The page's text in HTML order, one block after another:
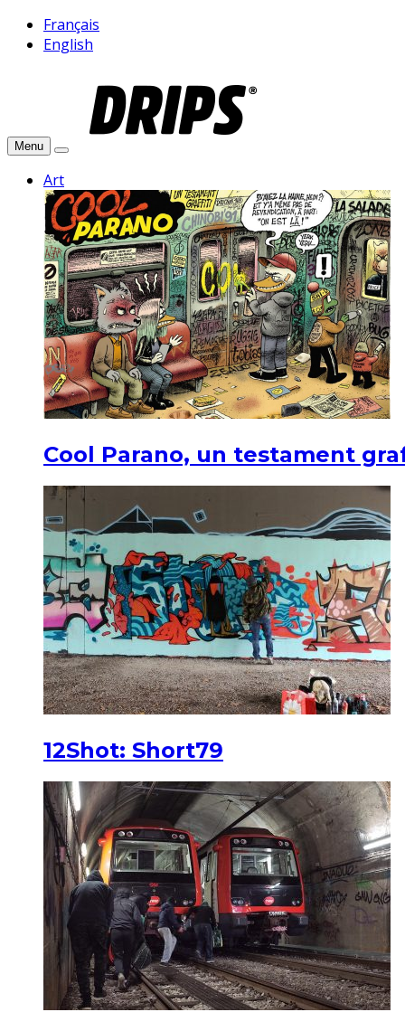
Français
English
Menu
Art
Cool Parano, un testament
12Shot: Short79